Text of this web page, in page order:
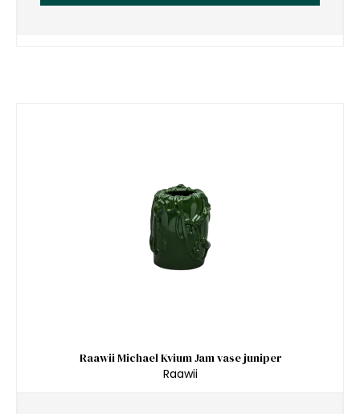
Raawii Michael Kvium Jam vase juniper
Raawii